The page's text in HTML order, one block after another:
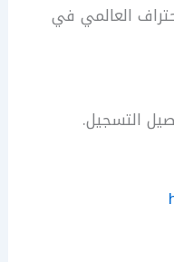
العالمي في
التسجيل.